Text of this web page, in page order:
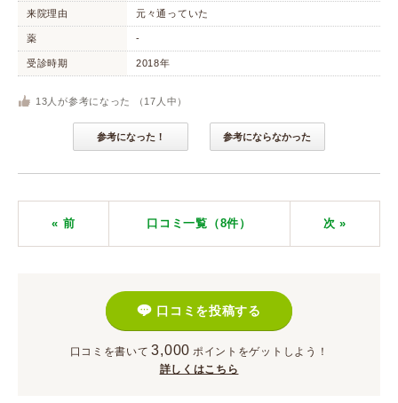
来院理由 元々通っていた
薬 -
受診時期 2018年
13 人が参考になった （ 17 人中）
参考になった！ 参考にならなかった
« 前 口コミ一覧（8件） 次 »
口コミを投稿する
口コミを書いて 3,000 ポイント をゲットしよう！
詳しくはこちら